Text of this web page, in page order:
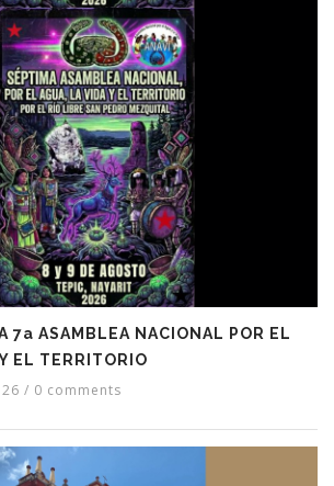
7a ASAMBLEA NACIONAL POR EL
EL TERRITORIO
/ 0 comments